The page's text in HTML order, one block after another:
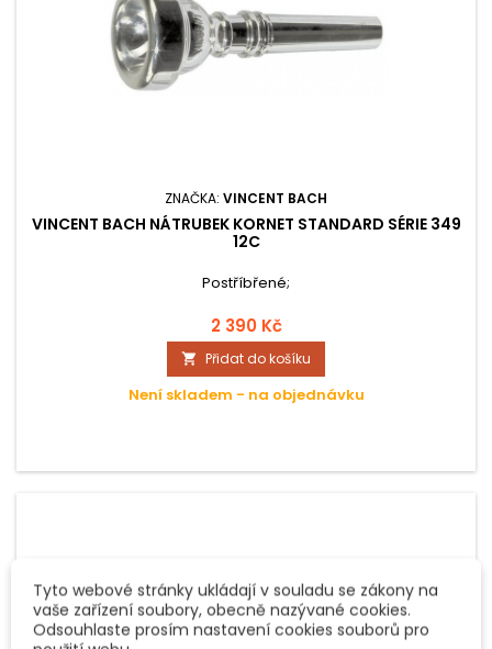
ZNAČKA: VINCENT BACH
VINCENT BACH NÁTRUBEK KORNET STANDARD SÉRIE 349
12C
Postříbřené;
2 390 Kč
 Přidat do košíku
Není skladem - na objednávku
Tyto webové stránky ukládají v souladu se zákony na
vaše zařízení soubory, obecně nazývané cookies.
Odsouhlaste prosím nastavení cookies souborů pro